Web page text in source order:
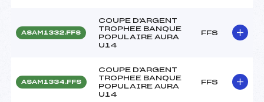
ASAM1332.FFS
COUPE D'ARGENT
TROPHEE BANQUE
POPULAIRE AURA
U14
FFS
ASAM1334.FFS
COUPE D'ARGENT
TROPHEE BANQUE
POPULAIRE AURA
U14
FFS